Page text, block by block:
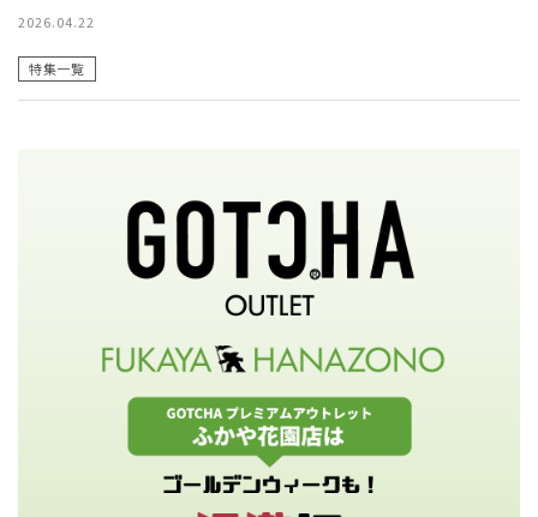
2026.04.22
特集一覧